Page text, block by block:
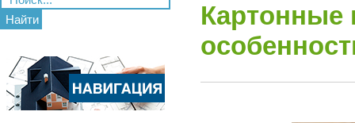
Найти
Картонные